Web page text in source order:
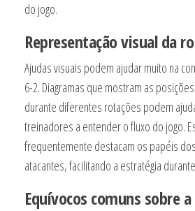
do jogo.
Representação visual da
Ajudas visuais podem ajudar muito na
6-2. Diagramas que mostram as
durante diferentes rotações podem
treinadores a entender o fluxo do jogo.
frequentemente destacam os papéis
atacantes, facilitando a estratégia
Equívocos comuns sobre